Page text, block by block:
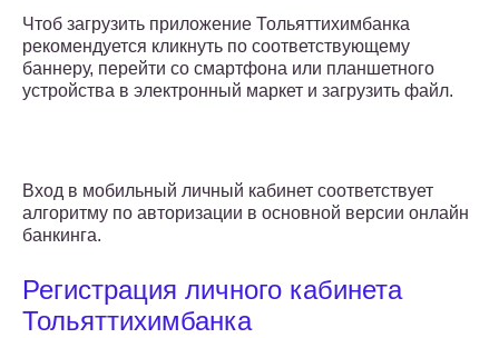
Чтоб загрузить приложение Тольяттихимбанка
рекомендуется кликнуть по соответствующему
баннеру, перейти со смартфона или планшетного
устройства в электронный маркет и загрузить файл.
Вход в мобильный личный кабинет соответствует
алгоритму по авторизации в основной версии онлайн
банкинга.
Регистрация личного кабинета
Тольяттихимбанка